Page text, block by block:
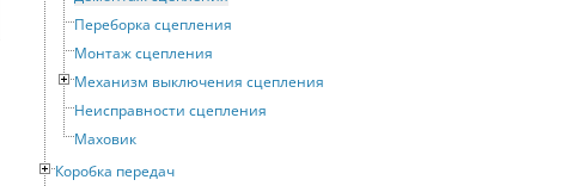
Переборка сцепления
Монтаж сцепления
Механизм выключения сцепления
Неисправности сцепления
Маховик
Коробка передач